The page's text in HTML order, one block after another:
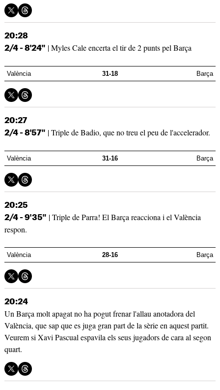
20:28
2/4 - 8'24" | Myles Cale encerta el tir de 2 punts pel Barça
València 31-18 Barça
20:27
2/4 - 8'57" | Triple de Badio, que no treu el peu de l'accelerador.
València 31-16 Barça
20:25
2/4 - 9'35" | Triple de Parra! El Barça reacciona i el València
respon.
València 28-16 Barça
20:24
Un Barça molt apagat no ha pogut frenar l'allau anotadora del
València, que sap que es juga gran part de la sèrie en aquest partit.
Veurem si Xavi Pascual espavila els seus jugadors de cara al segon
quart.